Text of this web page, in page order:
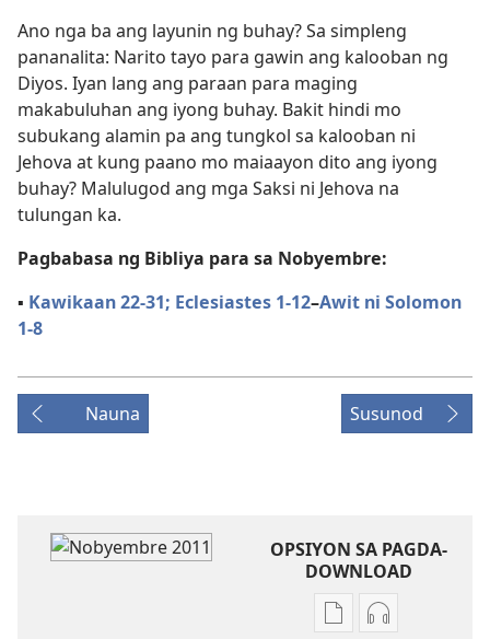
Ano nga ba ang layunin ng buhay? Sa simpleng
pananalita: Narito tayo para gawin ang kalooban ng
Diyos. Iyan lang ang paraan para maging
makabuluhan ang iyong buhay. Bakit hindi mo
subukang alamin pa ang tungkol sa kalooban ni
Jehova at kung paano mo maiaayon dito ang iyong
buhay? Malulugod ang mga Saksi ni Jehova na
tulungan ka.
Pagbabasa ng Bibliya para sa Nobyembre:
▪ Kawikaan 22-31; Eclesiastes 1-12–Awit ni Solomon
1-8
Nauna Susunod
OPSIYON SA PAGDA-
DOWNLOAD
OpsiyonOpsiyon